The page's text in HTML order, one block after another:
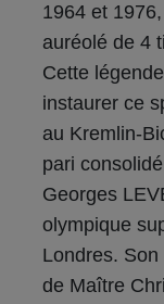
1964 et
auréolé de 4
Cette
instaurer ce
au Kremlin-
pari
Georges
olympique
Londres.
de Maître